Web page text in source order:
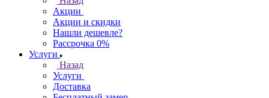
Акции
Акции и скидки
Нашли дешевле?
Рассрочка 0%
Услуги
Назад
Услуги
Доставка